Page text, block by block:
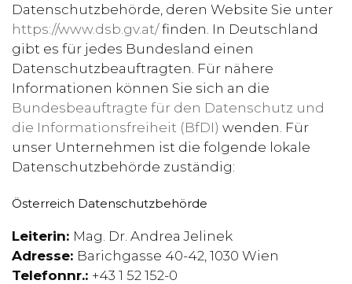
Datenschutzbehörde, deren Website Sie unter
https://www.dsb.gv.at/finden. In Deutschland
gibt es für jedes Bundesland einen
Datenschutzbeauftragten. Für nähere
Informationen können Sie sich an die
Bundesbeauftragte für den Datenschutz und
die Informationsfreiheit (BfDI) wenden. Für
unser Unternehmen ist die folgende lokale
Datenschutzbehörde zuständig:
Österreich Datenschutzbehörde
Leiterin: Mag. Dr. Andrea Jelinek
Adresse: Barichgasse 40-42, 1030 Wien
Telefonnr.: +43 1 52 152-0